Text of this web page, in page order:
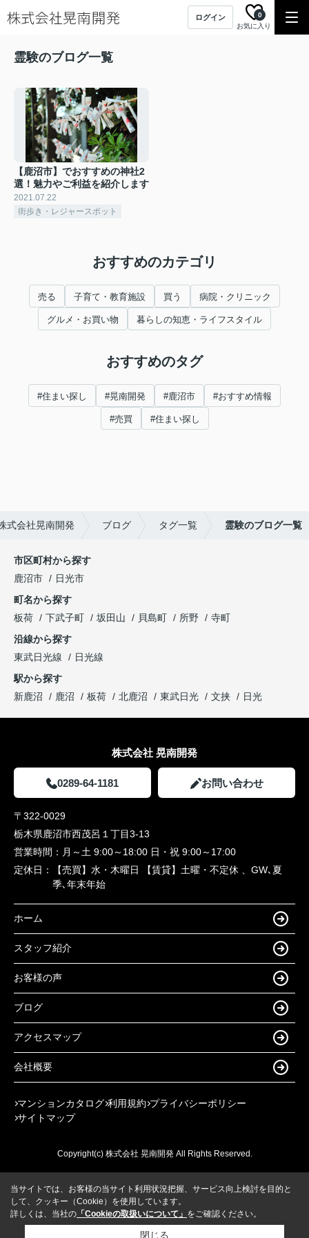
ログイン
お気に入り
0
霊験のブログ一覧
【鹿沼市】でおすすめの神社2
選！魅力やご利益を紹介します
2021.07.22
街歩き・レジャースポット
おすすめのカテゴリ
売る 子育て・教育施設 買う 病院・クリニック
グルメ・お買い物 暮らしの知恵・ライフスタイル
おすすめのタグ
#住まい探し #晃南開発 #鹿沼市 #おすすめ情報
#売買 #住まい探し
式会社晃南開発 ブログ タグ一覧 霊験のブログ一覧
市区町村から探す
鹿沼市
日光市
町名から探す
板荷
下武子町 坂田山 貝島町 所野
寺町
沿線から探す
東武日光線
日光線
駅から探す
新鹿沼
鹿沼 板荷 北鹿沼 東武日光 文挟 日光
株式会社 晃南開発
0289-64-1181 お問い合わせ
〒322-0029
栃木県鹿沼市西茂呂１丁目3-13
営業時間： 月～土 9:00～18:00 日・祝 9:00～17:00
定休日：
【売買】水・木曜日 【賃貸】土曜・不定休 、GW､夏
季､年末年始
ホーム
スタッフ紹介
お客様の声
ブログ
アクセスマップ
会社概要
マンションカタログ 利用規約 プライバシーポリシー
サイトマップ
Copyright(c) 株式会社 晃南開発 All Rights Reserved.
当サイトでは、お客様の当サイト利用状況把握、サービス向上検討を目的と
して、クッキー（Cookie）を使用しています。
詳しくは、当社の 「Cookieの取扱いについて」 をご確認ください。
閉じる